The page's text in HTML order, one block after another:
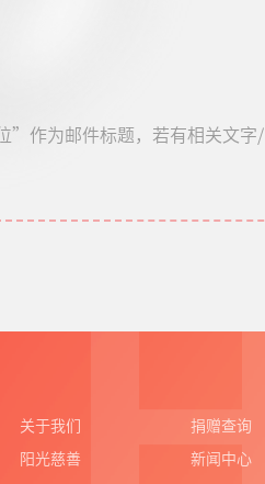
”作为邮件标题，若有相关文字/
关于我们
阳光慈善
捐赠查询
新闻中心